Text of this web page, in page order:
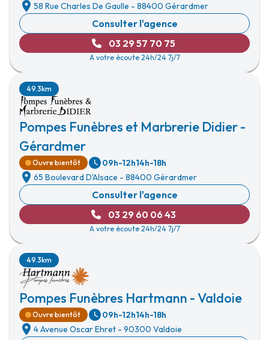
58 Rue Charles De Gaulle - 88400 Gérardmer
Consulter l'agence
03 29 57 70 75
A votre écoute 24h/24 7j/7
Pompes Funèbres et Marbrerie Didier -
Gérardmer
49.3km
Ouvre bientôt 09h-12h14h-18h
65 Boulevard D'Alsace - 88400 Gérardmer
Consulter l'agence
03 29 60 06 43
A votre écoute 24h/24 7j/7
Pompes Funèbres Hartmann - Valdoie
49.3km
Ouvre bientôt 09h-12h14h-18h
4 Avenue Oscar Ehret - 90300 Valdoie